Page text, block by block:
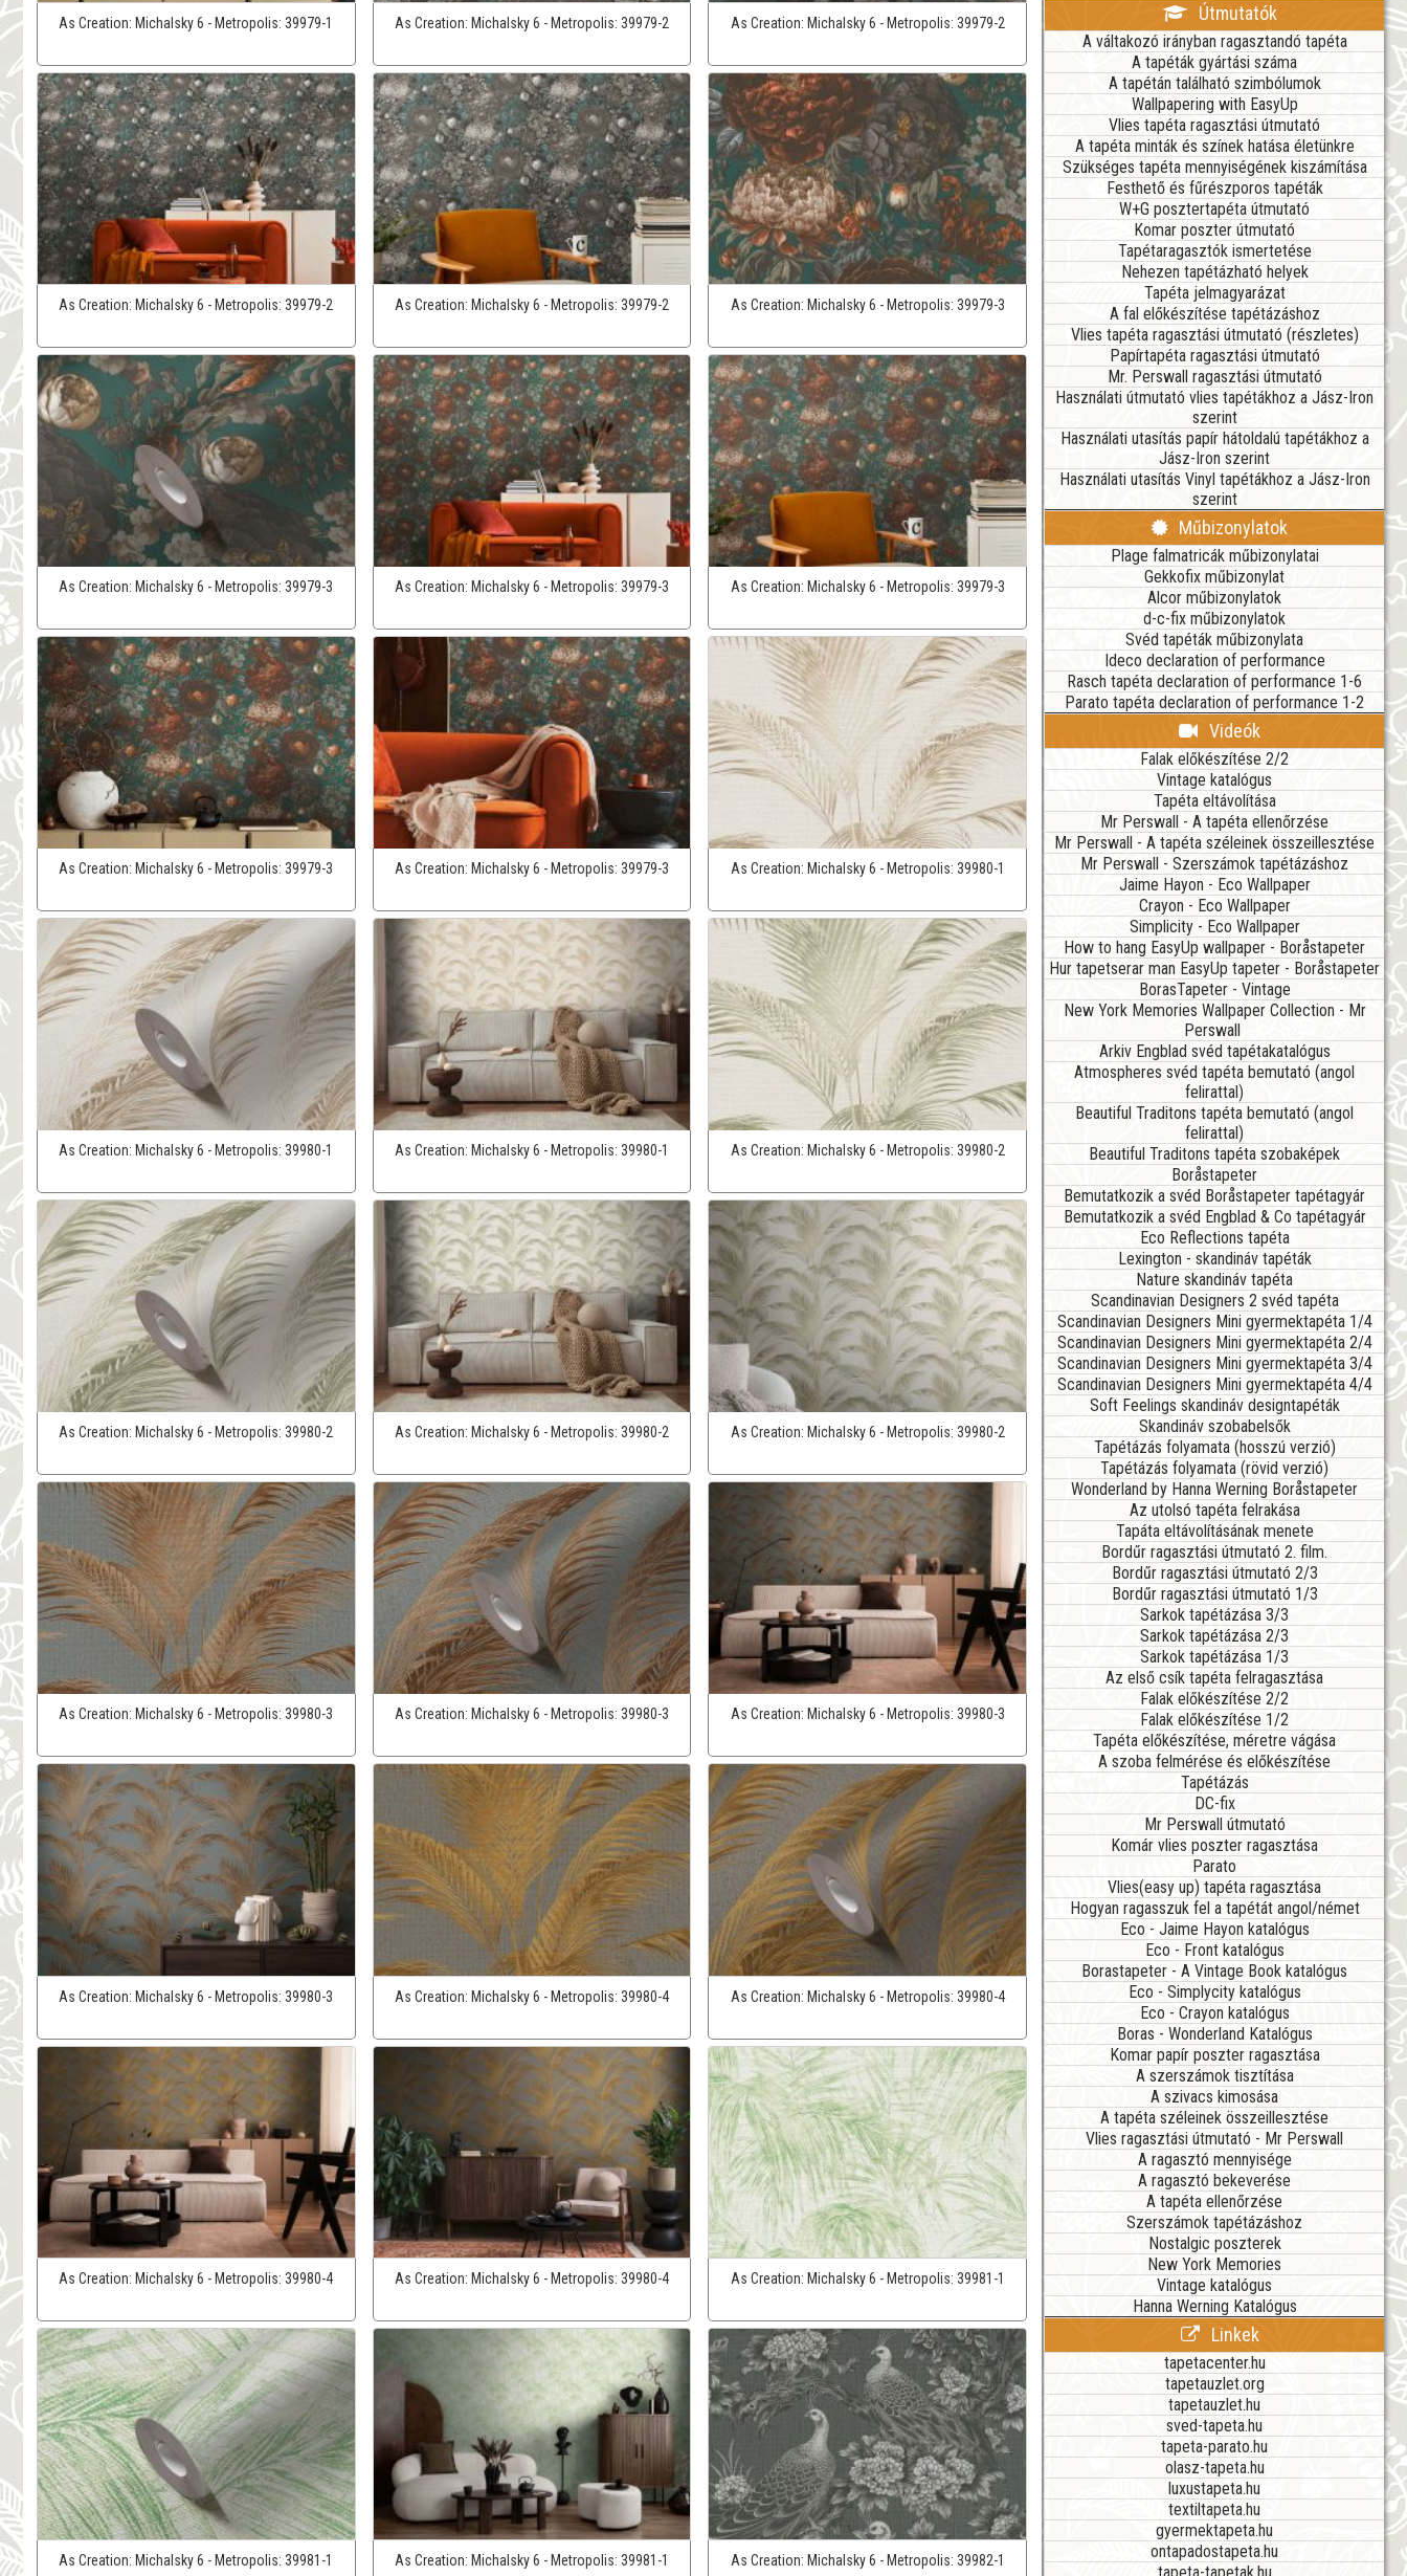
As Creation: Michalsky 6 - Metropolis:39979-1 As Creation: Michalsky 6 - Metropolis: 39979-2 As Creation: Michalsky 6 - Metropolis: 39979-2
As Creation: Michalsky 6 - Metropolis:39979-2 As Creation: Michalsky 6 - Metropolis: 39979-2 As Creation: Michalsky 6 - Metropolis: 39979-3
As Creation: Michalsky 6 - Metropolis:39979-3 As Creation: Michalsky 6 - Metropolis: 39979-3 As Creation: Michalsky 6 - Metropolis: 39979-3
As Creation: Michalsky 6 - Metropolis:39979-3 As Creation: Michalsky 6 - Metropolis: 39979-3 As Creation: Michalsky 6 - Metropolis: 39980-1
As Creation: Michalsky 6 - Metropolis:39980-1 As Creation: Michalsky 6 - Metropolis: 39980-1 As Creation: Michalsky 6 - Metropolis: 39980-2
As Creation: Michalsky 6 - Metropolis:39980-2 As Creation: Michalsky 6 - Metropolis: 39980-2 As Creation: Michalsky 6 - Metropolis: 39980-2
As Creation: Michalsky 6 - Metropolis:39980-3 As Creation: Michalsky 6 - Metropolis: 39980-3 As Creation: Michalsky 6 - Metropolis: 39980-3
As Creation:Michalsky 6 - Metropolis:39980-3 As Creation: Michalsky 6 - Metropolis: 39980-4 As Creation: Michalsky 6 - Metropolis: 39980-4
As Creation: Michalsky 6 - Metropolis:39980-4 As Creation: Michalsky 6 - Metropolis: 39980-4 As Creation: Michalsky 6 - Metropolis: 39981-1
As Creation: Michalsky 6 - Metropolis:39981-1 As Creation: Michalsky 6 - Metropolis: 39981-1 As Creation: Michalsky 6 - Metropolis: 39982-1
Útmutatók
A váltakozó irányban ragasztandó tapéta
A tapéták gyártási száma
A tapétán található szimbólumok
Wallpapering with EasyUp
Vlies tapéta ragasztási útmutató
A tapéta minták és színek hatása életünkre
Szükséges tapéta mennyiségének kiszámítása
Festhető és fűrészporos tapéták
W+G posztertapéta útmutató
Komar poszter útmutató
Tapétaragasztók ismertetése
Nehezen tapétázható helyek
Tapéta jelmagyarázat
A fal előkészítése tapétázáshoz
Vlies tapéta ragasztási útmutató (részletes)
Papírtapéta ragasztási útmutató
Mr. Perswall ragasztási útmutató
Használati útmutató vlies tapétákhoz a Jász-Iron
szerint
Használati utasítás papír hátoldalú tapétákhoz a
Jász-Iron szerint
Használati utasítás Vinyl tapétákhoz a Jász-Iron
szerint
Műbizonylatok
Plage falmatricák műbizonylatai
Gekkofix műbizonylat
Alcor műbizonylatok
d-c-fix műbizonylatok
Svéd tapéták műbizonylata
Ideco declaration of performance
Rasch tapéta declaration of performance 1-6
Parato tapéta declaration of performance 1-2
Videók
Falak előkészítése 2/2
Vintage katalógus
Tapéta eltávolítása
Mr Perswall - A tapéta ellenőrzése
Mr Perswall - A tapéta széleinek összeillesztése
Mr Perswall - Szerszámok tapétázáshoz
Jaime Hayon - Eco Wallpaper
Crayon - Eco Wallpaper
Simplicity - Eco Wallpaper
How to hang EasyUp wallpaper - Boråstapeter
Hur tapetserar man EasyUp tapeter - Boråstapeter
BorasTapeter - Vintage
New York Memories Wallpaper Collection - Mr
Perswall
Arkiv Engblad svéd tapétakatalógus
Atmospheres svéd tapéta bemutató (angol
felirattal)
Beautiful Traditons tapéta bemutató (angol
felirattal)
Beautiful Traditons tapéta szobaképek
Boråstapeter
Bemutatkozik a svéd Boråstapeter tapétagyár
Bemutatkozik a svéd Engblad & Co tapétagyár
Eco Reflections tapéta
Lexington - skandináv tapéták
Nature skandináv tapéta
Scandinavian Designers 2 svéd tapéta
Scandinavian Designers Mini gyermektapéta 1/4
Scandinavian Designers Mini gyermektapéta 2/4
Scandinavian Designers Mini gyermektapéta 3/4
Scandinavian Designers Mini gyermektapéta 4/4
Soft Feelings skandináv designtapéták
Skandináv szobabelsők
Tapétázás folyamata (hosszú verzió)
Tapétázás folyamata (rövid verzió)
Wonderland by Hanna Werning Boråstapeter
Az utolsó tapéta felrakása
Tapáta eltávolításának menete
Bordűr ragasztási útmutató 2. film.
Bordűr ragasztási útmutató 2/3
Bordűr ragasztási útmutató 1/3
Sarkok tapétázása 3/3
Sarkok tapétázása 2/3
Sarkok tapétázása 1/3
Az első csík tapéta felragasztása
Falak előkészítése 2/2
Falak előkészítése 1/2
Tapéta előkészítése, méretre vágása
A szoba felmérése és előkészítése
Tapétázás
DC-fix
Mr Perswall útmutató
Komár vlies poszter ragasztása
Parato
Vlies(easy up) tapéta ragasztása
Hogyan ragasszuk fel a tapétát angol/német
Eco - Jaime Hayon katalógus
Eco - Front katalógus
Borastapeter - A Vintage Book katalógus
Eco - Simplycity katalógus
Eco - Crayon katalógus
Boras - Wonderland Katalógus
Komar papír poszter ragasztása
A szerszámok tisztítása
A szivacs kimosása
A tapéta széleinek összeillesztése
Vlies ragasztási útmutató - Mr Perswall
A ragasztó mennyisége
A ragasztó bekeverése
A tapéta ellenőrzése
Szerszámok tapétázáshoz
Nostalgic poszterek
New York Memories
Vintage katalógus
Hanna Werning Katalógus
Linkek
tapetacenter.hu
tapetauzlet.org
tapetauzlet.hu
sved-tapeta.hu
tapeta-parato.hu
olasz-tapeta.hu
luxustapeta.hu
textiltapeta.hu
gyermektapeta.hu
ontapadostapeta.hu
tapeta-tapetak.hu